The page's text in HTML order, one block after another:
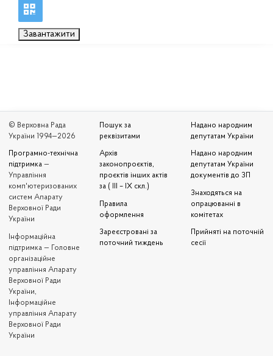
Завантажити
© Верховна Рада
України 1994—2026
Програмно-технічна
підтримка —
Управління
комп'ютеризованих
систем Апарату
Верховної Ради
України
Iнформаційна
підтримка — Головне
організаційне
управління Апарату
Верховної Ради
України,
Інформаційне
управління Апарату
Верховної Ради
України
Пошук за
реквізитами
Архів
законопроєктів,
проєктів інших актів
за ( III – IX скл.)
Правила
оформлення
Зареєстровані за
поточний тиждень
Надано народним
депутатам України
Надано народним
депутатам України
документів до ЗП
Знаходяться на
опрацюванні в
комітетах
Прийняті на поточній
сесії